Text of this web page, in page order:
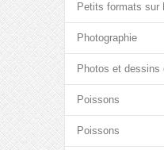
Petits formats sur
Photographie
Photos et dessins
Poissons
Poissons